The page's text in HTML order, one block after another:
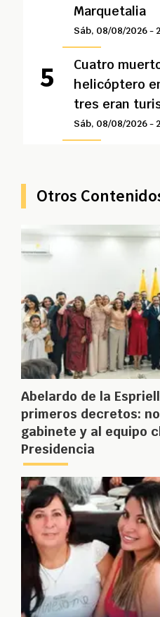
Marquetalia
Sáb, 08/08/2026 -
Cuatro
helicóptero
tres eran
Sáb, 08/08/2026 -
Otros
Abelardo de la
primeros decretos:
gabinete y al equipo
Presidencia